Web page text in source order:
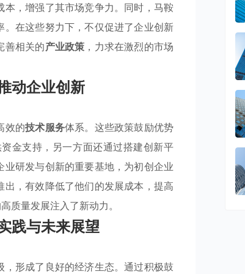
本，增强了其市场竞争力。同时，马鞍
在这些努力下，不仅促进了企业创新
善相关的产业政策 ，力求在激烈的市场
动企业创新
效的技术服务体系。这些政策鼓励优势
金支持，另一方面还通过搭建创新平
研发与创新的重要基地，为初创企业
，有效降低了他们的发展成本，提高
质量发展注入了新动力。
践与未来展望
，形成了良好的经济生态。通过积极鼓